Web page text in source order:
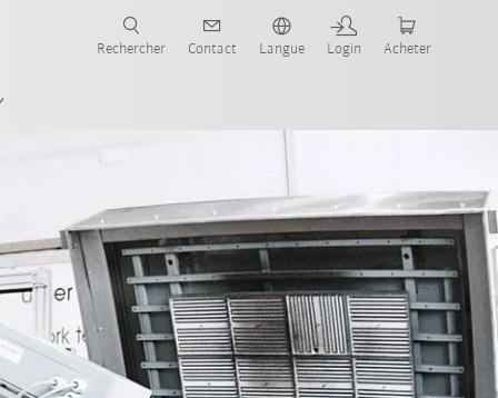
Rechercher Contact Langue Login Acheter